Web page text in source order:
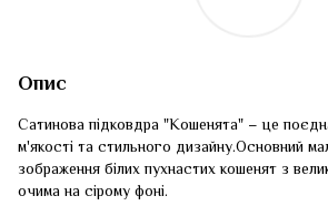
Опис
Сатинова підковдра "Кошенята" – це
м'якості та стильного дизайну.Основний
зображення білих пухнастих кошенят з
очима на сірому фоні.